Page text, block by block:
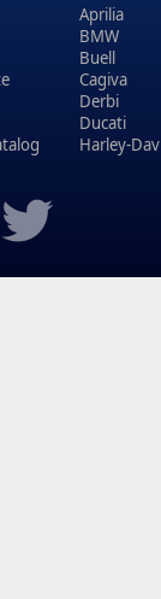
Aprilia
BMW
Buell
Cagiva
Derbi
Ducati
Harley-